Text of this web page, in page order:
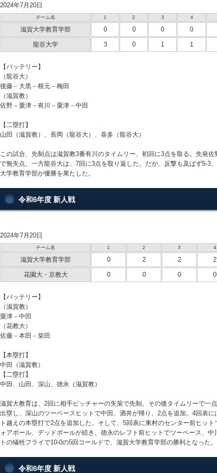
2024年7月20日
チーム名 1 2 3 4
滋賀大学教育学部 0 0 0 0
龍谷大学 3 0 1 1
【バッテリー】
（龍谷大）
後藤－大黒－根元－梅田
（滋賀教）
佐野－粟津－有川－粟津－中田
【二塁打】
山田（滋賀教）、長岡（龍谷大）、喜多（龍谷大）
この試合、先制点は滋賀教3番有川のタイムリー、初回に3点を取る。先発
で無失点。一方龍谷大は、7回に3点を取り返した。だが、反撃も及ばず5-3
大学教育学部が優勝を果たした。
令和6年度 新人戦
2024年7月20日
チーム名 1 2 3 4
滋賀大学教育学部 0 2 2 2
花園大・京教大 0 0 0 0
【バッテリー】
（滋賀教）
粟津－中田
（花教大）
佐藤－本田－柴田
【本塁打】
中田（滋賀教）
【二塁打】
中田、山田、深山、徳永（滋賀教）
滋賀大教育は、2回に相手ピッチャーの失策で先制。その後タイムリーで一
出塁し、深山のツーベースヒットで中田、酒井が帰り、2点を追加。4回表
ト越えの本塁打で2点を追加した。そして、5回表に東村のセンター前ヒッ
ォアボール、デッドボールが続き、徳永のレフト前ヒットでツーベース、
トの犠牲フライで10-0の5回コールドで、滋賀大学教育学部の勝利となった。
令和6年度 新人戦